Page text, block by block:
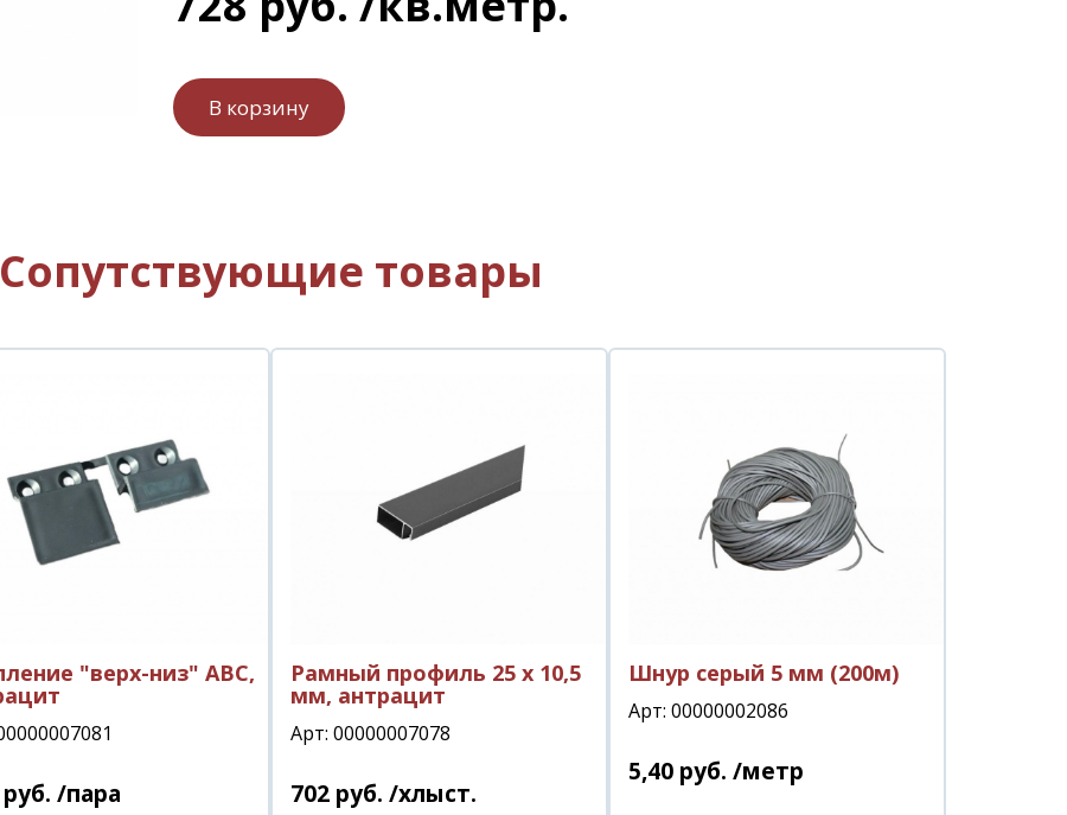
Сопутствующие товары
"верх-низ" АВС,
руб. /пара
Рамный профиль 25 х 10,5
мм, антрацит
Арт: 00000007078
702 руб. /хлыст.
Шнур серый 5 мм (200м)
Арт: 00000002086
5,40 руб. /метр